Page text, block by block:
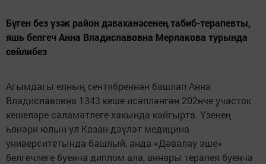
Бүген без үзәк район дәваханәсенең табиб-терапевты,
яшь белгеч Анна Владиславовна Мерлакова турында
сөйлибез
Агымдагы елның сентябреннән башлап Анна
Владиславовна 1343 кеше исәпләнгән 202нче участок
кешеләре сәламәтлеге хакында кайгырта. Үзенең
һөнәри юлын ул Казан дәүләт медицина
университетында башлый, анда «Дәвалау эше»
белгечлеге буенча диплом ала, аннары терапея буенча